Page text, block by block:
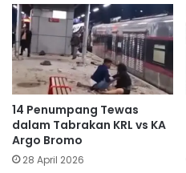
14 Penumpang Tewas
dalam Tabrakan KRL vs KA
Argo Bromo
28 April 2026